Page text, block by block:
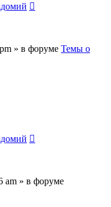
» в форуме Темы о
am » в форуме